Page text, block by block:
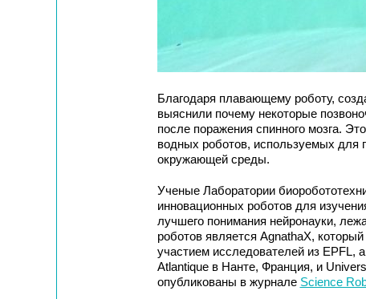
Благодаря плавающему роботу,
выяснили почему некоторые
после поражения спинного мозга.
водных роботов, используемых для
окружающей среды.
Ученые Лаборатории
инновационных роботов для
лучшего понимания нейронауки,
роботов является AgnathaX,
участием исследователей из EPFL,
Atlantique в Нанте, Франция, и
опубликованы в журнале Science